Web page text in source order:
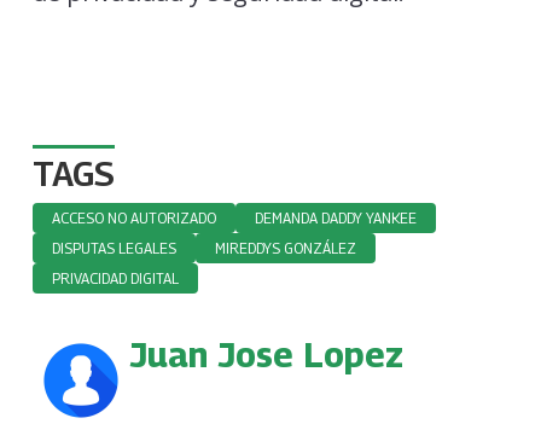
TAGS
ACCESO NO AUTORIZADO
DEMANDA DADDY YANKEE
DISPUTAS LEGALES
MIREDDYS GONZÁLEZ
PRIVACIDAD DIGITAL
Juan Jose Lopez